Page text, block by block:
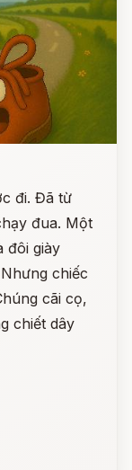
đi. Đã từ
đua. Một
đôi giày
chiếc
cãi cọ,
chiết dây